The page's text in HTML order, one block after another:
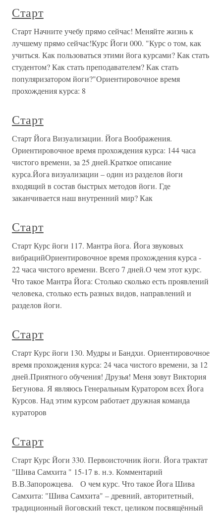
Старт
Старт Начните учебу прямо сейчас! Меняйте жизнь к
лучшему прямо сейчас!Курс Йоги 000. "Курс о том, как
учиться. Как пользоваться этими йога курсами? Как стать
студентом? Как стать преподавателем? Как стать
популяризатором йоги?"Ориентировочное время
прохождения курса: 8
Старт
Старт Йога Визуализации. Йога Воображения.
Ориентировочное время прохождения курса: 144 часа
чистого времени, за 25 дней.Краткое описание
курса.Йога визуализации – один из разделов йоги
входящий в состав быстрых методов йоги. Где
заканчивается наш внутренний мир? Как
Старт
Старт Курс йоги 117. Мантра йога. Йога звуковых
вибрацийОриентировочное время прохождения курса -
22 часа чистого времени. Всего 7 дней.О чем этот курс.
Что такое Мантра Йога: Столько сколько есть проявлений
человека, столько есть разных видов, направлений и
разделов йоги.
Старт
Старт Курс йоги 130. Мудры и Бандхи. Ориентировочное
время прохождения курса: 24 часа чистого времени, за 12
дней.Приятного обучения! Друзья! Меня зовут Виктория
Бегунова. Я являюсь Генеральным Куратором всех Йога
Курсов. Над этим курсом работает дружная команда
кураторов
Старт
Старт Курс Йоги 330. Первоисточник йоги. Йога трактат
"Шива Самхита " 15-17 в. н.э. Комментарий
В.В.Запорожцева. О чем курс. Что такое Йога Шива
Самхита: "Шива Самхита" – древний, авторитетный,
традиционный йоговский текст, целиком посвящённый